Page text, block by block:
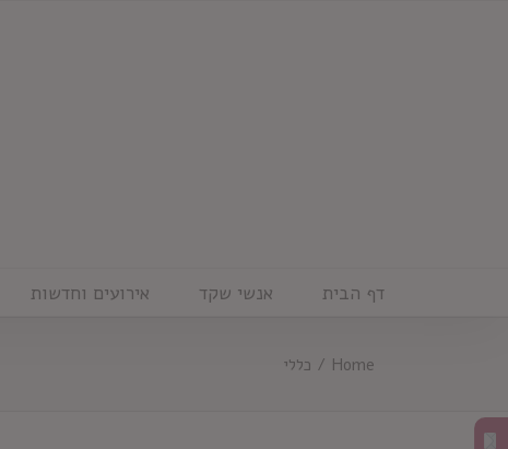
דף הבית אנשי שקד אירועים וחדשות
Home
/ כללי